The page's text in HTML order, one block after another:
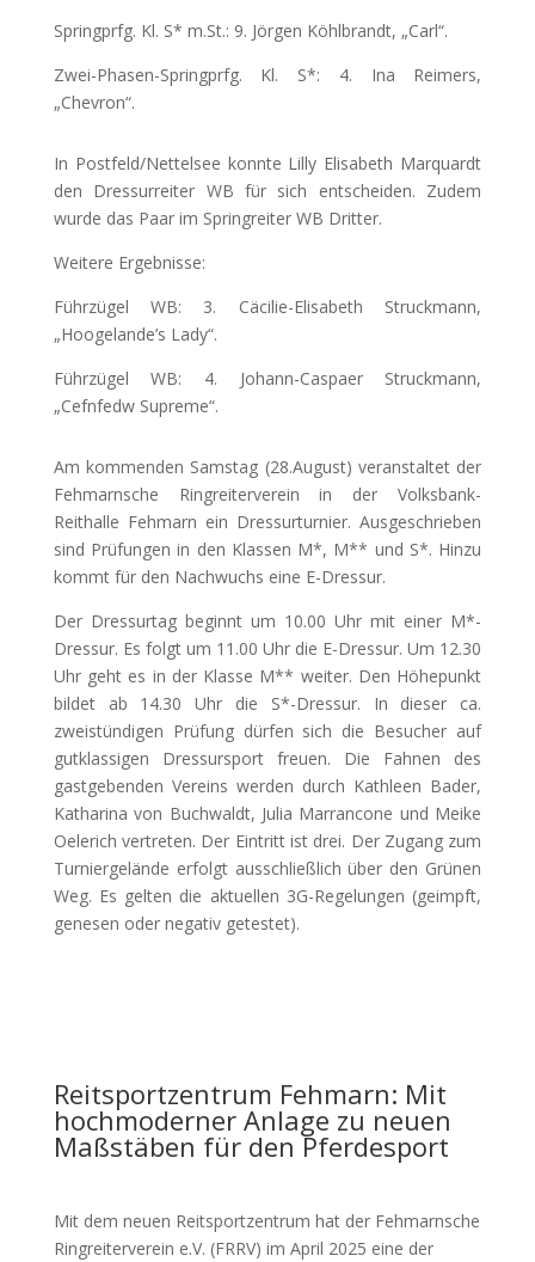
Springprfg. Kl. S* m.St.: 9. Jörgen Köhlbrandt, „Carl“.
Zwei-Phasen-Springprfg. Kl. S*: 4. Ina Reimers,
„Chevron“.
In Postfeld/Nettelsee konnte Lilly Elisabeth Marquardt
den Dressurreiter WB für sich entscheiden. Zudem
wurde das Paar im Springreiter WB Dritter.
Weitere Ergebnisse:
Führzügel WB: 3. Cäcilie-Elisabeth Struckmann,
„Hoogelande’s Lady“.
Führzügel WB: 4. Johann-Caspaer Struckmann,
„Cefnfedw Supreme“.
Am kommenden Samstag (28.August) veranstaltet der
Fehmarnsche Ringreiterverein in der Volksbank-
Reithalle Fehmarn ein Dressurturnier. Ausgeschrieben
sind Prüfungen in den Klassen M*, M** und S*. Hinzu
kommt für den Nachwuchs eine E-Dressur.
Der Dressurtag beginnt um 10.00 Uhr mit einer M*-
Dressur. Es folgt um 11.00 Uhr die E-Dressur. Um 12.30
Uhr geht es in der Klasse M** weiter. Den Höhepunkt
bildet ab 14.30 Uhr die S*-Dressur. In dieser ca.
zweistündigen Prüfung dürfen sich die Besucher auf
gutklassigen Dressursport freuen. Die Fahnen des
gastgebenden Vereins werden durch Kathleen Bader,
Katharina von Buchwaldt, Julia Marrancone und Meike
Oelerich vertreten. Der Eintritt ist drei. Der Zugang zum
Turniergelände erfolgt ausschließlich über den Grünen
Weg. Es gelten die aktuellen 3G-Regelungen (geimpft,
genesen oder negativ getestet).
Reitsportzentrum Fehmarn: Mit
hochmoderner Anlage zu neuen
Maßstäben für den Pferdesport
Mit dem neuen Reitsportzentrum hat der Fehmarnsche
Ringreiterverein e.V. (FRRV) im April 2025 eine der